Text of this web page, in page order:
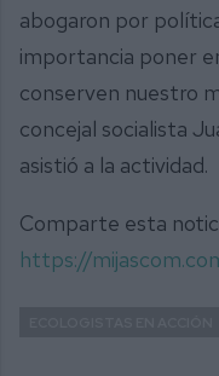
abogaron por
importancia poner
conserven nuestro
concejal socialista
asistió a la actividad.
Comparte esta
https://